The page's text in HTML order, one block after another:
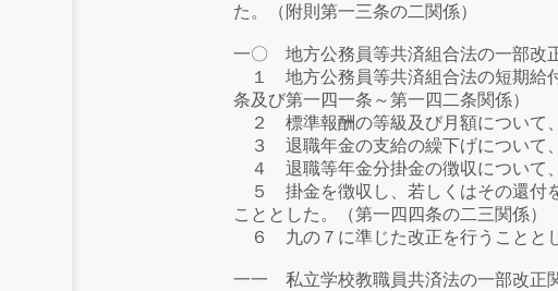
た。（附則第一三条の二関係）
一〇 地方公務員等共済組合法の一部改
１ 地方公務員等共済組合法の短期給
条及び第一四一条～第一四二条関係）
２ 標準報酬の等級及び月額について
３ 退職年金の支給の繰下げについて
４ 退職等年金分掛金の徴収について
５ 掛金を徴収し、若しくはその還付
こととした。（第一四四条の二三関係）
６ 九の７に準じた改正を行うことと
一一 私立学校教職員共済法の一部改正